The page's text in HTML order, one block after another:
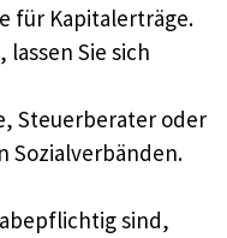
für Kapitalerträge.
lassen Sie sich
Steuerberater oder
Sozialverbänden.
sind,